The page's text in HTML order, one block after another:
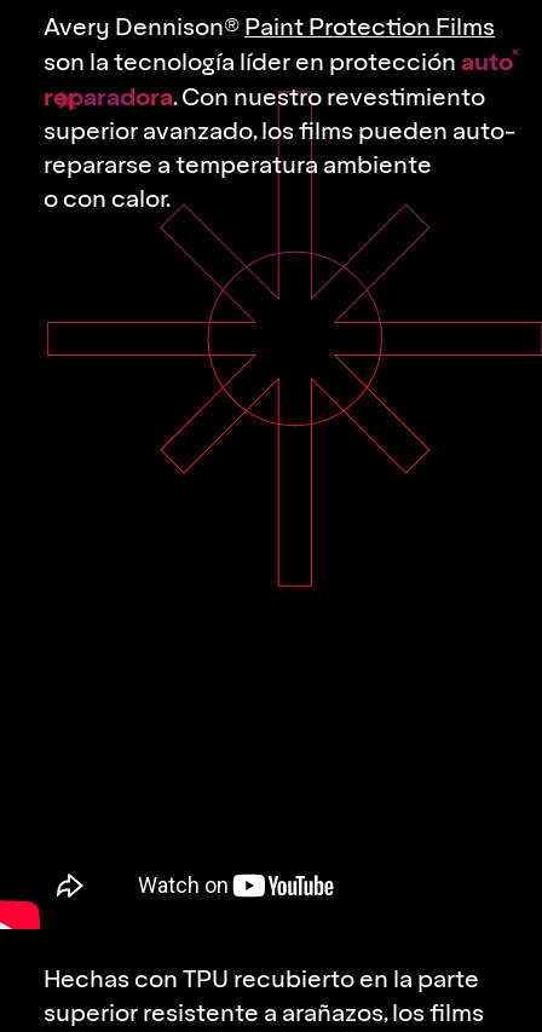
Avery Dennison® Paint Protection Films
son la tecnología líder en protección auto
reparadora. Con nuestro revestimiento
superior avanzado, los films pueden auto­
repararse a temperatura ambiente
o con calor.
Hechas con TPU recubierto en la parte
superior resistente a arañazos, los films